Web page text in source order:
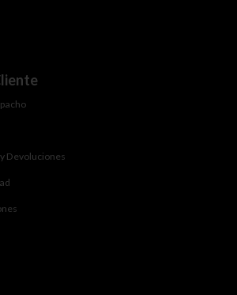
Devoluciones